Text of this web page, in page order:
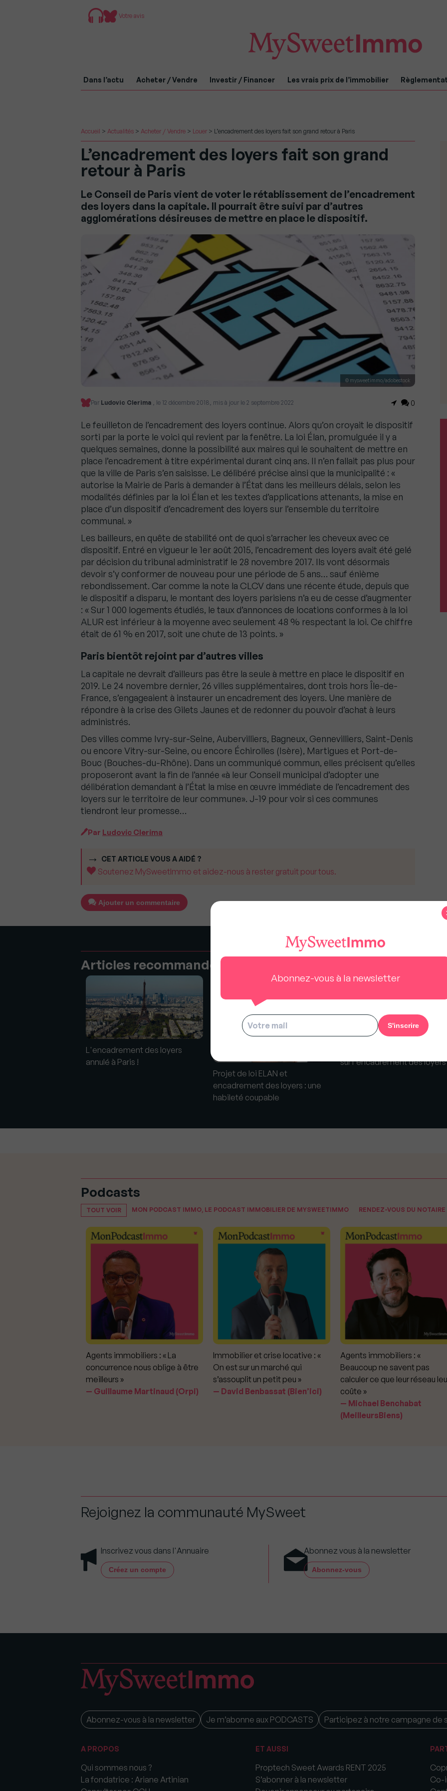
Votre avis
Dans l’actu Acheter / Vendre Investir / Financer Les vrais prix de l’immobilier
Accueil > Actualités > Acheter / Vendre > Louer > L’encadrement des loyers fait son grand retour à Paris
L’encadrement des loyers fait son grand
retour à Paris
Le Conseil de Paris vient de voter le rétablissement de l’encadrement
des loyers dans la capitale. Il pourrait être suivi par d’autres
agglomérations désireuses de mettre en place le dispositif.
© mysweetimmo/adobestock
Par Ludovic Clerima , le 12 décembre 2018, mis à jour le 2 septembre 2022 0
Le feuilleton de l’encadrement des loyers continue. Alors qu’on croyait le dispositif
sorti par la porte le voici qui revient par la fenêtre. La loi Élan, promulguée il y a
quelques semaines, donne la possibilité aux maires qui le souhaitent de mettre en
place l’encadrement à titre expérimental durant cinq ans. Il n’en fallait pas plus pour
que la ville de Paris s’en saisisse. Le délibéré précise ainsi que la municipalité : «
autorise la Mairie de Paris à demander à l’État dans les meilleurs délais, selon les
modalités définies par la loi Élan et les textes d’applications attenants, la mise en
place d’un dispositif d’encadrement des loyers sur l’ensemble du territoire
communal. »
Les bailleurs, en quête de stabilité ont de quoi s’arracher les cheveux avec ce
dispositif. Entré en vigueur le 1er août 2015, l’encadrement des loyers avait été gelé
par décision du tribunal administratif le 28 novembre 2017. Ils vont désormais
devoir s’y conformer de nouveau pour une période de 5 ans… sauf énième
rebondissement. Car comme la note la CLCV dans une récente étude, depuis que
le dispositif a disparu, le montant des loyers parisiens n’a eu de cesse d’augmenter
: « Sur 1 000 logements étudiés, le taux d’annonces de locations conformes à la loi
ALUR est inférieur à la moyenne avec seulement 48 % respectant la loi. Ce chiffre
était de 61 % en 2017, soit une chute de 13 points. »
Paris bientôt rejoint par d’autres villes
La capitale ne devrait d’ailleurs pas être la seule à mettre en place le dispositif en
2019. Le 24 novembre dernier, 26 villes supplémentaires, dont trois hors Île-de-
France, s’engageaient à instaurer un encadrement des loyers. Une manière de
répondre à la crise des Gilets Jaunes et de redonner du pouvoir d’achat à leurs
administrés.
Des villes comme Ivry-sur-Seine, Aubervilliers, Bagneux, Gennevilliers, Saint-Denis
ou encore Vitry-sur-Seine, ou encore Échirolles (Isère), Martigues et Port-de-
Bouc (Bouches-du-Rhône). Dans un communiqué commun, elles précisent qu’elles
proposeront avant la fin de l’année «à leur Conseil municipal d’adopter une
délibération demandant à l’État la mise en œuvre immédiate de l’encadrement des
loyers sur le territoire de leur commune». J-19 pour voir si ces communes
tiendront leur promesse…
Par Ludovic Clerima
CET ARTICLE VOUS A AIDÉ ?
Soutenez MySweetImmo et aidez-nous à rester gratuit pour tous.
Ajouter un commentaire
Articles recommandés
L'encadrement des loyers
annulé à Paris !
Projet de loi ELAN et
encadrement des loyers : une
habileté coupable
sur l'encadrement des loyers
Podcasts
TOUT VOIR MON PODCAST IMMO, LE PODCAST IMMOBILIER DE MYSWEETIMMO RENDEZ-VOUS DU NOTAIRE
Agents immobiliers : « La
concurrence nous oblige à être
meilleurs »
Guillaume Martinaud (Orpi)
Immobilier et crise locative : «
On est sur un marché qui
s’assouplit un petit peu »
David Benbassat (Bien’ici)
Agents immobiliers : «
Beaucoup ne savent pas
calculer ce que leur réseau
coûte »
Michael Benchabat
(MeilleursBiens)
Rejoignez la communauté MySweet
Inscrivez vous dans l'Annuaire
Créez un compte
Abonnez vous à la newsletter
Abonnez-vous
Abonnez-vous à la newsletter Je m’abonne aux PODCASTS Participez à notre campagne de
A PROPOS
Qui sommes nous ?
La fondatrice : Ariane Artinian
ET AUSSI
Proptech Sweet Awards RENT 2025
S’abonner à la newsletter
Co-
Abonnez-vous à la newsletter